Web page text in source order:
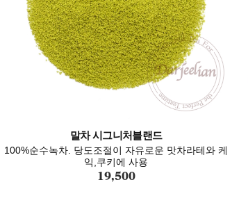
말차 시그니처블랜드
100%순수녹차. 당도조절이 자유로운 맛차라테와 케
익,쿠키에 사용
19,500